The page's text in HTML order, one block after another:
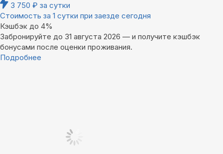
3 750 ₽ за сутки
Стоимость за 1 сутки при заезде сегодня
Кэшбэк до 4%
Забронируйте до 31 августа 2026 — и получите кэшбэк
бонусами после оценки проживания.
Подробнее